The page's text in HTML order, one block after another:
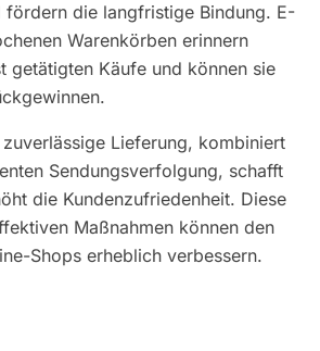
fördern die langfristige Bindung. E-
Warenkörben erinnern
getätigten Käufe und können sie
Lieferung, kombiniert
Sendungsverfolgung, schafft
die Kundenzufriedenheit. Diese
Maßnahmen können den
Shops erheblich verbessern.